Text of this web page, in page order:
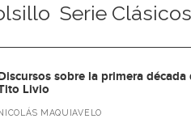
 Serie
sobre la primera década
Livio
MAQUIAVELO